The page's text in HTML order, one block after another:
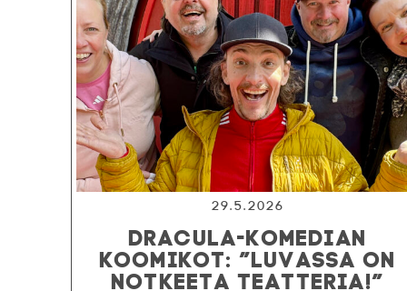
29.5.2026
DRACULA-KOMEDIAN
KOOMIKOT: ”LUVASSA ON
NOTKEETA TEATTERIA!”